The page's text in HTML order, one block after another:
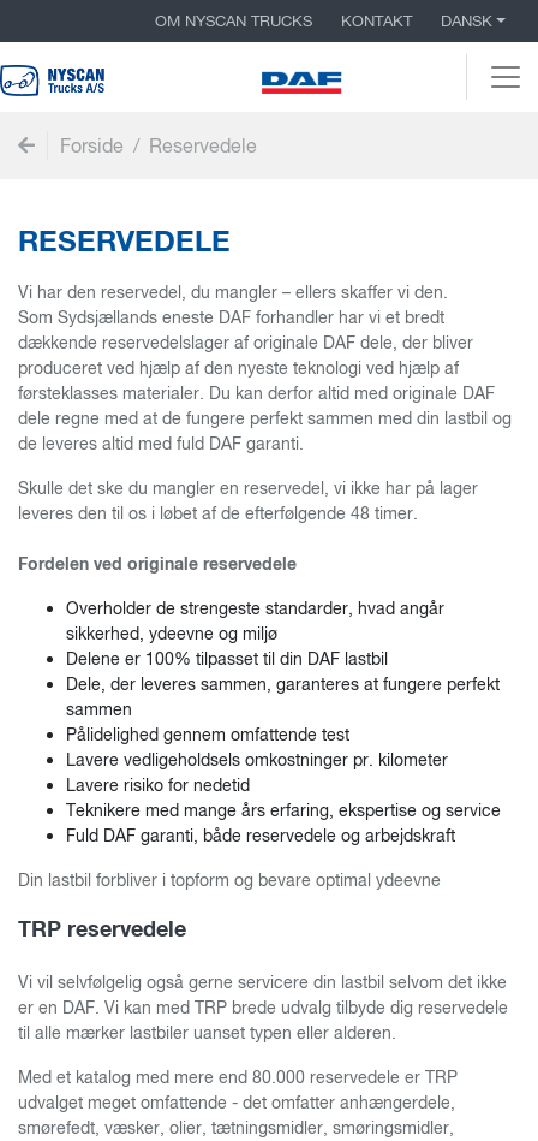
OM NYSCAN TRUCKS KONTAKT DANSK
Forside Reservedele
RESERVEDELE
Vi har den reservedel, du mangler – ellers skaffer vi den.
Som Sydsjællands eneste DAF forhandler har vi et bredt
dækkende reservedelslager af originale DAF dele, der bliver
produceret ved hjælp af den nyeste teknologi ved hjælp af
førsteklasses materialer. Du kan derfor altid med originale DAF
dele regne med at de fungere perfekt sammen med din lastbil og
de leveres altid med fuld DAF garanti.
Skulle det ske du mangler en reservedel, vi ikke har på lager
leveres den til os i løbet af de efterfølgende 48 timer.
Fordelen ved originale reservedele
Overholder de strengeste standarder, hvad angår
sikkerhed, ydeevne og miljø
Delene er 100% tilpasset til din DAF lastbil
Dele, der leveres sammen, garanteres at fungere perfekt
sammen
Pålidelighed gennem omfattende test
Lavere vedligeholdsels omkostninger pr. kilometer
Lavere risiko for nedetid
Teknikere med mange års erfaring, ekspertise og service
Fuld DAF garanti, både reservedele og arbejdskraft
Din lastbil forbliver i topform og bevare optimal ydeevne
TRP reservedele
Vi vil selvfølgelig også gerne servicere din lastbil selvom det ikke
er en DAF. Vi kan med TRP brede udvalg tilbyde dig reservedele
til alle mærker lastbiler uanset typen eller alderen.
Med et katalog med mere end 80.000 reservedele er TRP
udvalget meget omfattende - det omfatter anhængerdele,
smørefedt, væsker, olier, tætningsmidler, smøringsmidler,